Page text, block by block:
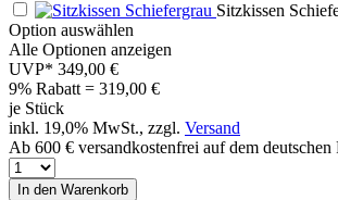
Sitzkissen
Option auswählen
Alle Optionen anzeigen
UVP* 349,00 €
9% Rabatt = 319,00 €
je Stück
inkl. 19,0% MwSt., zzgl. Versand
Ab 600 € versandkostenfrei auf dem deutschen
In den Warenkorb